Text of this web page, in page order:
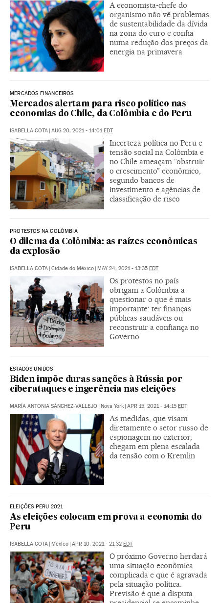
A economista-chefe do
organismo não vê problemas
de sustentabilidade da dívida
na zona do euro e confia
numa redução dos preços da
energia na primavera
MERCADOS FINANCEIROS
Mercados alertam para risco político nas
economias do Chile, da Colômbia e do Peru
ISABELLA COTA AUG 20, 2021 - 14:01 EDT
Incerteza política no Peru e
tensão social na Colômbia e
no Chile ameaçam “obstruir
o crescimento” econômico,
segundo bancos de
investimento e agências de
classificação de risco
PROTESTOS NA COLÔMBIA
O dilema da Colômbia: as raízes econômicas
da explosão
ISABELLA COTA Cidade do México MAY 24, 2021 - 13:35 EDT
Os protestos no país
obrigam a Colômbia a
questionar o que é mais
importante: ter finanças
públicas saudáveis ou
reconstruir a confiança no
Governo
ESTADOS UNIDOS
Biden impõe duras sanções à Rússia por
ciberataques e ingerência nas eleições
MARÍA ANTONIA SÁNCHEZ-VALLEJO | Nova York | APR 15, 2021 - 14:15 EDT
As medidas, que visam
diretamente o setor russo de
espionagem no exterior,
chegam em plena escalada
da tensão com o Kremlin
ELEIÇÕES PERU 2021
As eleições colocam em prova a economia do
Peru
ISABELLA COTA | México | APR 10, 2021 - 21:32 EDT
O próximo Governo herdará
uma situação econômica
complicada e que é agravada
pela situação política.
Previsão é que a disputa